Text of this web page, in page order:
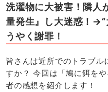
洗濯物に大被害！隣人
量発生』し大迷惑！→“
うやく謝罪！
皆さんは近所でのトラブル
すか？ 今回は「鳩に餌を
者の感想を紹介します！